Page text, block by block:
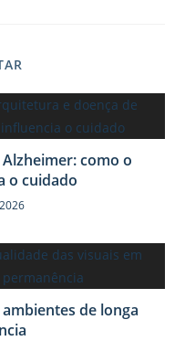
como o
o cuidado
de longa